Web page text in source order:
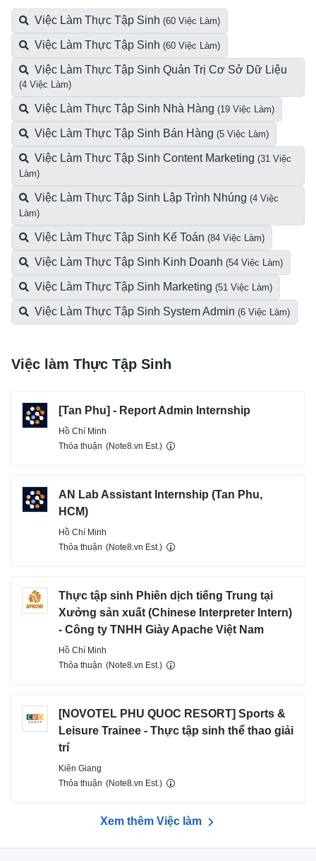
Việc Làm Thực Tập Sinh (60 Việc Làm)
Việc Làm Thực Tập Sinh (60 Việc Làm)
Việc Làm Thực Tập Sinh Quản Trị Cơ Sở Dữ Liệu
(4 Việc Làm)
Việc Làm Thực Tập Sinh Nhà Hàng (19 Việc Làm)
Việc Làm Thực Tập Sinh Bán Hàng (5 Việc Làm)
Việc Làm Thực Tập Sinh Content Marketing (31 Việc
Làm)
Việc Làm Thực Tập Sinh Lập Trình Nhúng (4 Việc
Làm)
Việc Làm Thực Tập Sinh Kế Toán (84 Việc Làm)
Việc Làm Thực Tập Sinh Kinh Doanh (54 Việc Làm)
Việc Làm Thực Tập Sinh Marketing (51 Việc Làm)
Việc Làm Thực Tập Sinh System Admin (6 Việc Làm)
Việc làm Thực Tập Sinh
[Tan Phu] - Report Admin Internship
Hồ Chí Minh
Thỏa thuận (Note8.vn Est.)
AN Lab Assistant Internship (Tan Phu,
HCM)
Hồ Chí Minh
Thỏa thuận (Note8.vn Est.)
Thực tập sinh Phiên dịch tiếng Trung tại
Xưởng sản xuất (Chinese Interpreter Intern)
- Công ty TNHH Giày Apache Việt Nam
Hồ Chí Minh
Thỏa thuận (Note8.vn Est.)
[NOVOTEL PHU QUOC RESORT] Sports &
Leisure Trainee - Thực tập sinh thể thao giải
trí
Kiên Giang
Thỏa thuận (Note8.vn Est.)
Xem thêm Việc làm